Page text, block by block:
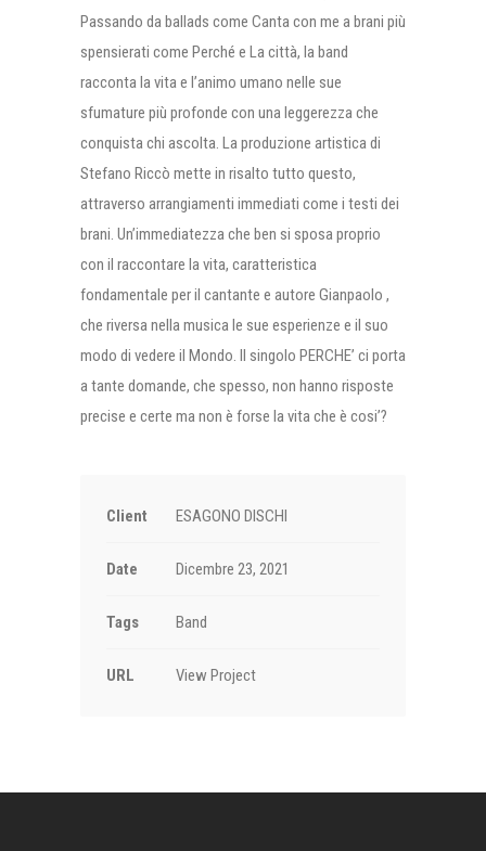
Passando da ballads come Canta con me a brani più
spensierati come Perché e La città, la band
racconta la vita e l’animo umano nelle sue
sfumature più profonde con una leggerezza che
conquista chi ascolta. La produzione artistica di
Stefano Riccò mette in risalto tutto questo,
attraverso arrangiamenti immediati come i testi dei
brani. Un’immediatezza che ben si sposa proprio
con il raccontare la vita, caratteristica
fondamentale per il cantante e autore Gianpaolo ,
che riversa nella musica le sue esperienze e il suo
modo di vedere il Mondo. Il singolo PERCHE’ ci porta
a tante domande, che spesso, non hanno risposte
precise e certe ma non è forse la vita che è cosi’?
Client ESAGONO DISCHI
Date Dicembre 23, 2021
Tags Band
URL View Project